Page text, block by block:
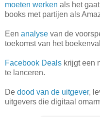
moeten werken als het
books met partijen als
Een analyse van de
toekomst van het
Facebook Deals krijgt een
te lanceren.
De dood van de uitgever,
uitgevers die digitaal